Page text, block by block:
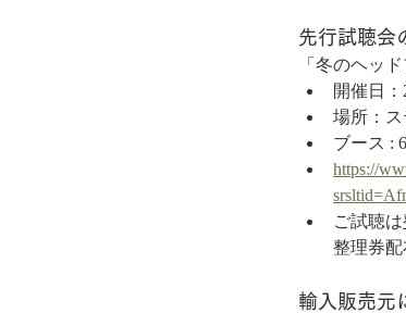
先行試聴会
「冬のヘッ
開催日：
場所：
ブース :
https://
ご試聴は
整理券
輸入販売元